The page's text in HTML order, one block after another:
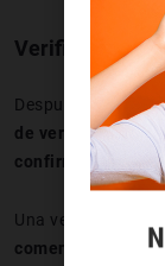
Verifica tu
Después de
de verificación.
confirmar que ese
Una vez
comenzar a usar